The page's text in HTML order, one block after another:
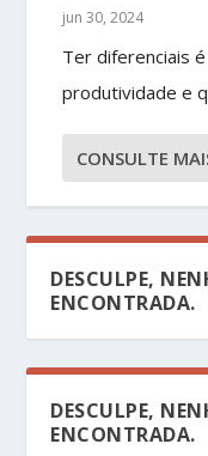
jun 30, 2024
Ter diferenciais
produtividade e
CONSULTE
DESCULPE,
ENCONTRADA.
DESCULPE,
ENCONTRADA.